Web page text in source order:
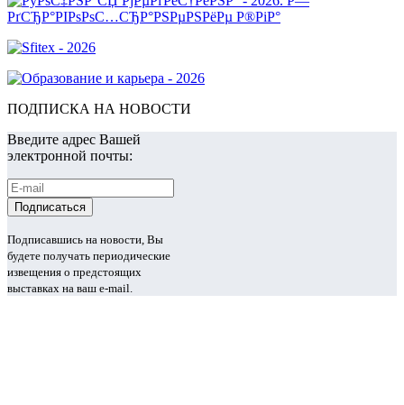
ПОДПИСКА НА НОВОСТИ
Введите адрес Вашей
электронной почты:
Подписавшись на новости, Вы
будете получать периодические
извещения о предстоящих
выставках на ваш e-mail.